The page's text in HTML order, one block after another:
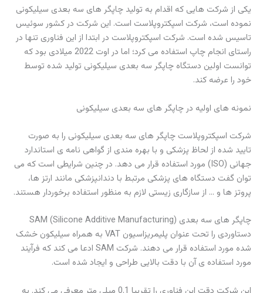
یکی از شرکت هایی که اقدام به تولید چاپگر های سه بعدی سیلیکونی
نموده است، شرکت اسپکتروپلاست است. این شرکت در کشور سوئیس
تاسیس شده است. شرکت اسپکتروپلاست در ابتدا از این فناوری تنها در
راستای انجام چاپ استفاده می کرد؛ اما در اوت 2022 میلادی بود که
توانست اولین دستگاه چاپگر سه بعدی سیلیکونی تولید شده توسط
خود را عرضه کند.
نمونه های اولیه در چاپگر های سه بعدی سیلیکونی
شرکت اسپکتروپلاست چاپگر های سه بعدی سیلیکونی را به صورت
تایید شده از لحاظ پزشکی و با بهره مندی از گواهی نامه ی استاندارد
جهانی (ISO) مورد استفاده قرار می دهد. در چنین شرایطی است که می
توان گفت دستگاه های پزشکی مرتبط با دندانپزشکی مانند ارتز ها،
پروتز ها و … از سازگاری زیستی لازم به منظور استفاده برخوردار هستند.
چاپگر های سه بعدی SAM (Silicone Additive Manufacturing)
دستاوردی را تحت عنوان پلیمریزاسیون VAT به همراه سیلیکون خشک
شده مورد استفاده قرار می دهند. شرکت SAM ادعا می کند که فرآیند
مورد استفاده ی آن با دقت بالایی طراحی و ایجاد شده است.